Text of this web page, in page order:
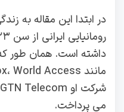
در ابتدا این مقاله به
داشته است. همان طور
می پرداخت.